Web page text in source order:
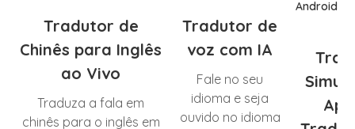
Tradutor de
Chinês para Inglês
ao Vivo
Traduza a fala em
chinês para o inglês em
Tradutor de
voz com IA
Fale no seu
idioma e seja
ouvido no idioma